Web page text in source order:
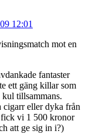
12:01
mot en
fantaster
ett gäng killar som
kul tillsammans.
cigarr eller dyka från
fick vi 1 500 kronor
att ge sig in i?)